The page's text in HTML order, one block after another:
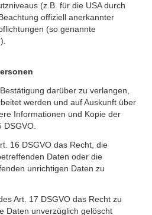
(z.B. für die USA durch
offiziell anerkannter
(so genannte
darüber zu verlangen,
werden und auf Auskunft über
Informationen und Kopie der
DSGVO.
16 DSGVO das Recht, die
Daten oder die
unrichtigen Daten zu
Art. 17 DSGVO das Recht zu
Daten unverzüglich gelöscht